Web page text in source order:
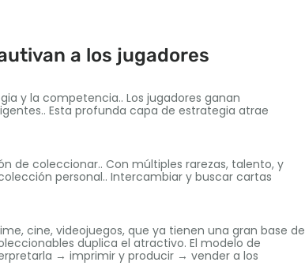
a los jugadores
y la competencia.. Los jugadores ganan
Esta profunda capa de estrategia atrae
de coleccionar.. Con múltiples rarezas, talento, y
personal.. Intercambiar y buscar cartas
cine, videojuegos, que ya tienen una gran base de
duplica el atractivo. El modelo de
→ imprimir y producir → vender a los